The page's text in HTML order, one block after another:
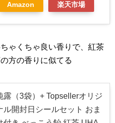
Amazon 楽天市場
ゃくちゃ良い香りで、紅茶
方の香りに似てる
露（3袋）+ Topsellerオリジ
ル開封日シールセット おま